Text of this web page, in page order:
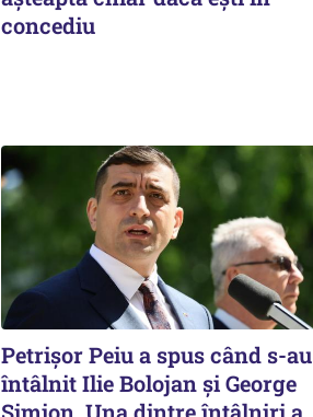
concediu
Petrişor Peiu a spus când s-au
întâlnit Ilie Bolojan şi George